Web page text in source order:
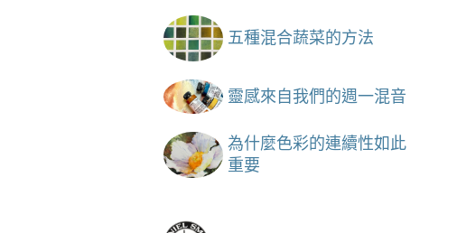
五種混合蔬菜的方法
靈感來自我們的週一混音
為什麼色彩的連續性如此
重要